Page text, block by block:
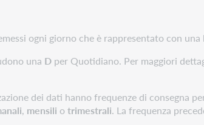
ogni giorno che è rappresentato con una
una D per Quotidiano. Per maggiori
dei dati hanno frequenze di consegna
, mensili otrimestrali. La frequenza